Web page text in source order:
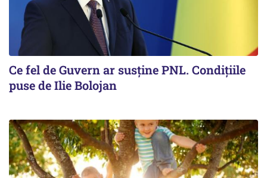
Ce fel de Guvern ar susține PNL. Condițiile
puse de Ilie Bolojan